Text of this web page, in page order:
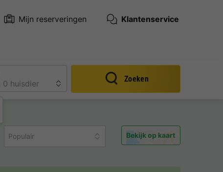
Mijn reserveringen Klantenservice
Zoeken
Populair Bekijk op kaart